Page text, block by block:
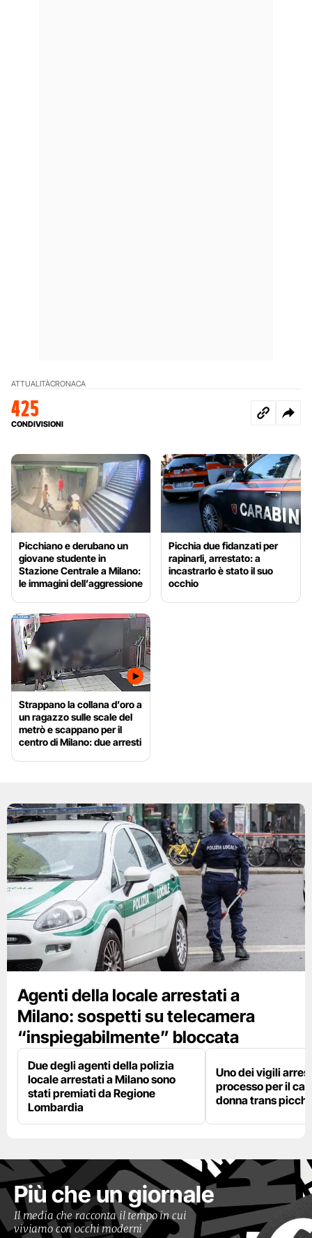
ATTUALITÀCRONACA
425
CONDIVISIONI
Picchiano e derubano un
giovane studente in
Stazione Centrale a Milano:
le immagini dell’aggressione
Picchia due fidanzati per
rapinarli, arrestato: a
incastrarlo è stato il suo
occhio
Strappano la collana d’oro a
un ragazzo sulle scale del
metrò e scappano per il
centro di Milano: due arresti
Agenti della locale arrestati a
Milano: sospetti su telecamera
“inspiegabilmente” bloccata
Due degli agenti della polizia
locale arrestati a Milano sono
stati premiati da Regione
Lombardia
Uno dei vigili
processo per il
donna trans
Più che un giornale
Il media che racconta il tempo in cui
viviamo con occhi moderni